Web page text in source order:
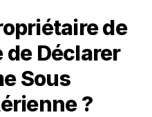
de
de Déclarer
Sous
?